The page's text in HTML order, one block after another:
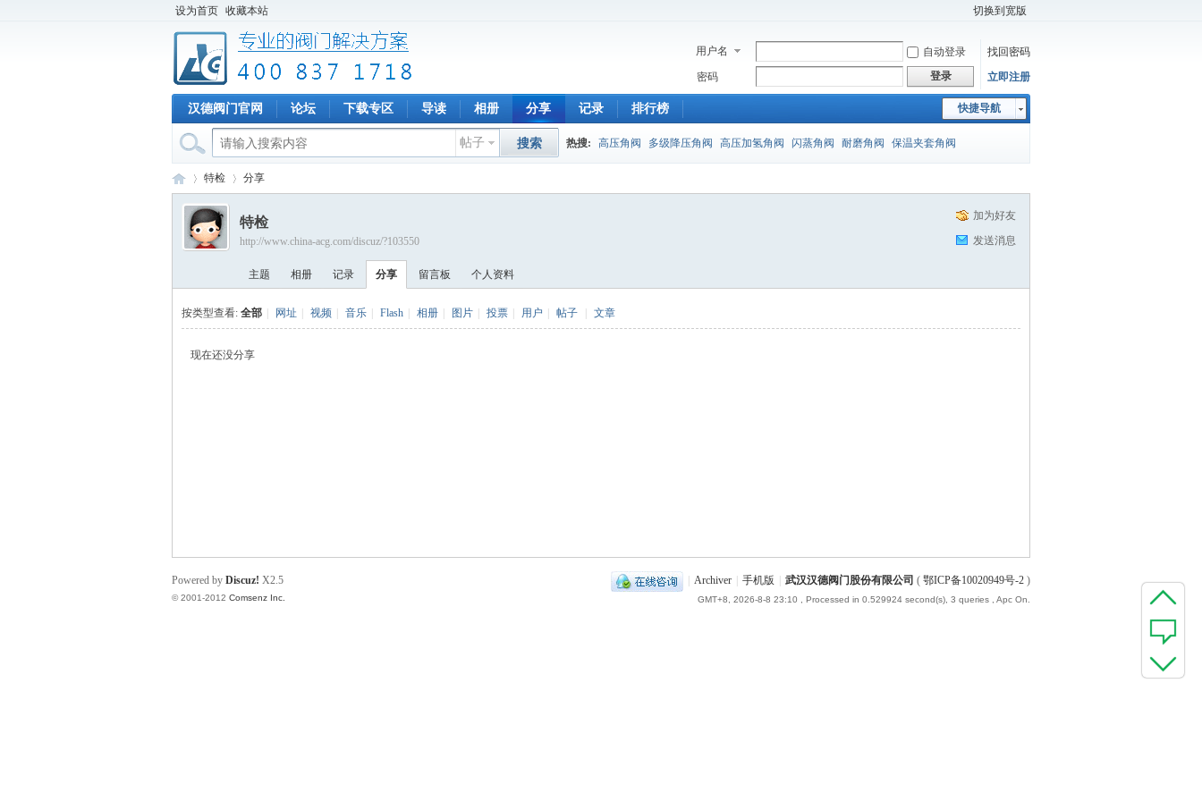
设为首页 收藏本站 切换到宽版
用户名 自动登录
找回密码
密码
登录 立即注册
快捷导航
汉德阀门官网 论坛 下载专区 导读 相册 分享 记录 排行榜
帖子 搜索 热搜: 高压角阀 多级降压角阀 高压加氢角阀 闪蒸角阀 耐磨角阀 保温夹套角阀
›
特检
›
分享
加为好友
发送消息
特检
http://www.china-acg.com/discuz/?103550
主题 相册 记录 分享 留言板 个人资料
按类型查看: 全部 网址 视频 音乐 Flash 相册 图片 投票 用户 帖子 文章
现在还没分享
Archiver 手机版 武汉汉德阀门股份有限公司 ( 鄂ICP备10020949号-2 )
GMT+8, 2026-8-8 23:10 , Processed in 0.529924 second(s), 3 queries , Apc On.
Powered by Discuz! X2.5
© 2001-2012 Comsenz Inc.